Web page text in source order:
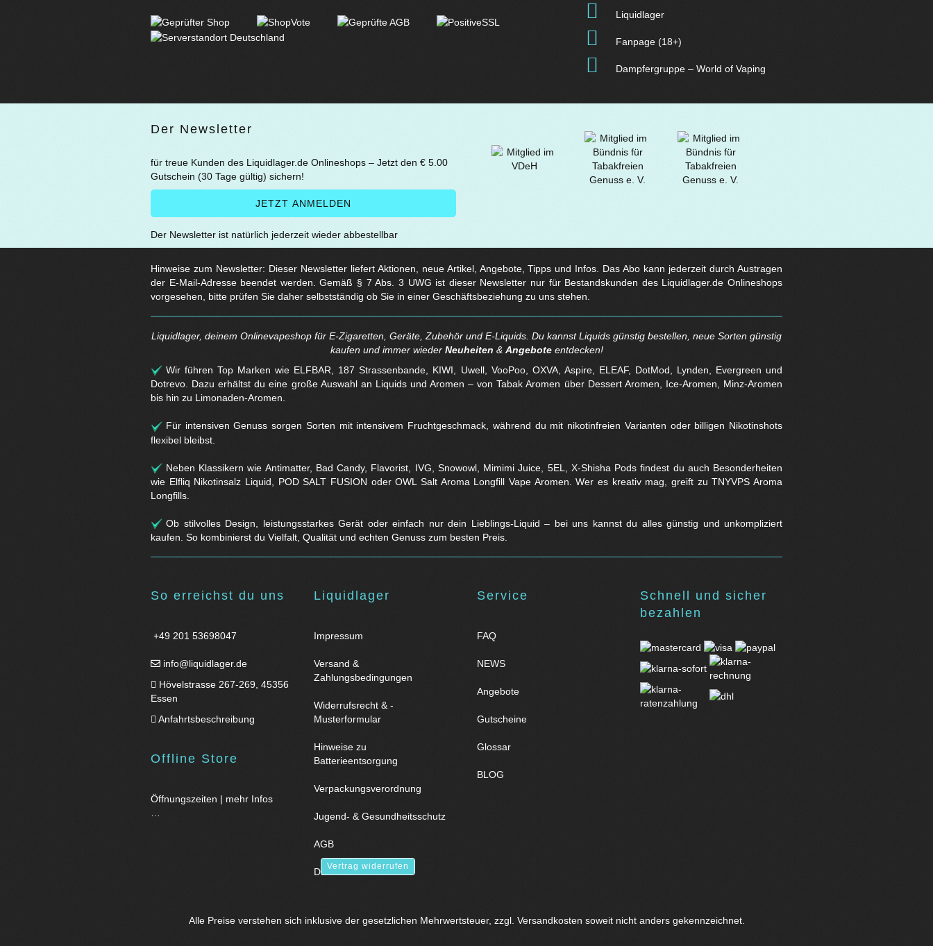
Liquidlager
Fanpage (18+)
Dampfergruppe – World of Vaping
Der Newsletter
für treue Kunden des Liquidlager.de Onlineshops – Jetzt den € 5.00
Gutschein (30 Tage gültig) sichern!
Der Newsletter ist natürlich jederzeit wieder abbestellbar
Hinweise zum Newsletter: Dieser Newsletter liefert Aktionen, neue Artikel, Angebote, Tipps und Infos. Das Abo kann jederzeit durch Austragen
der E-Mail-Adresse beendet werden. Gemäß § 7 Abs. 3 UWG ist dieser Newsletter nur für Bestandskunden des Liquidlager.de Onlineshops
vorgesehen, bitte prüfen Sie daher selbstständig ob Sie in einer Geschäftsbeziehung zu uns stehen.
Liquidlager, deinem Onlinevapeshop für E-Zigaretten, Geräte, Zubehör und E-Liquids. Du kannst Liquids günstig bestellen, neue Sorten günstig
kaufen und immer wieder Neuheiten & Angeboteentdecken!
Wir führen Top Marken wie ELFBAR, 187 Strassenbande, KIWI, Uwell, VooPoo, OXVA, Aspire, ELEAF, DotMod, Lynden, Evergreen und
Dotrevo. Dazu erhältst du eine große Auswahl an Liquids und Aromen – von Tabak Aromen über Dessert Aromen, Ice-Aromen, Minz-Aromen
bis hin zu Limonaden-Aromen.
Für intensiven Genuss sorgen Sorten mit intensivem Fruchtgeschmack, während du mit nikotinfreien Varianten oder billigen Nikotinshots
flexibel bleibst.
Neben Klassikern wie Antimatter, Bad Candy, Flavorist, IVG, Snowowl, Mimimi Juice, 5EL, X-Shisha Pods findest du auch Besonderheiten
wie Elfliq Nikotinsalz Liquid, POD SALT FUSION oder OWL Salt Aroma Longfill Vape Aromen. Wer es kreativ mag, greift zu TNYVPS Aroma
Longfills.
Ob stilvolles Design, leistungsstarkes Gerät oder einfach nur dein Lieblings-Liquid – bei uns kannst du alles günstig und unkompliziert
kaufen. So kombinierst du Vielfalt, Qualität und echten Genuss zum besten Preis.
So erreichst du uns
+49 201 53698047
info@liquidlager.de
Hövelstrasse 267-269, 45356
Essen
Anfahrtsbeschreibung
Offline Store
Öffnungszeiten | mehr Infos
…
Liquidlager
Impressum
Versand &
Zahlungsbedingungen
Vertrag widerrufen
Widerrufsrecht & -
Musterformular
Hinweise zu
Batterieentsorgung
Verpackungsverordnung
Jugend- & Gesundheitsschutz
AGB
Datenschutz
Service
FAQ
NEWS
Angebote
Gutscheine
Glossar
BLOG
Schnell und sicher
bezahlen
Alle Preise verstehen sich inklusive der gesetzlichen Mehrwertsteuer, zzgl. Versandkosten soweit nicht anders gekennzeichnet.